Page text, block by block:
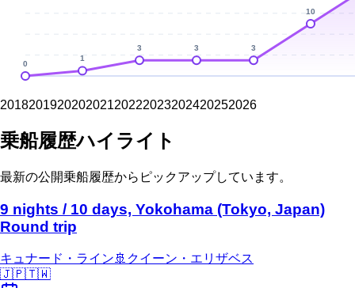
0
1
3 3 3
10
201820192020202120222023202420252026
乗船履歴ハイライト
最新の公開乗船履歴からピックアップしています。
9 nights / 10 days, Yokohama (Tokyo, Japan)
Round trip
キュナード・ライン 🚢 クイーン・エリザベス
🇯🇵🇹🇼